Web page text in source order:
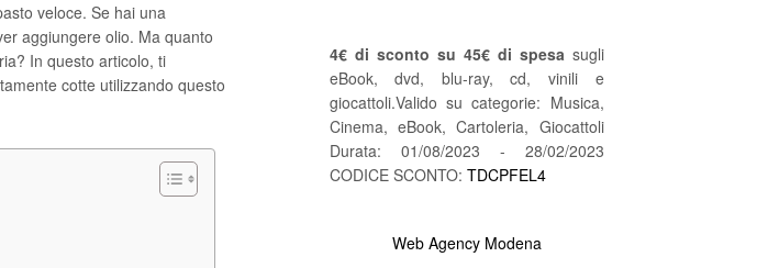
veloce. Se hai una
aggiungere olio. Ma quanto
In questo articolo, ti
cotte utilizzando questo
4€ di sconto su 45€ di spesa sugli
eBook, dvd, blu-ray, cd, vinili e
giocattoli.Valido su categorie: Musica,
Cinema, eBook, Cartoleria, Giocattoli
Durata: 01/08/2023 - 28/02/2023
CODICE SCONTO: TDCPFEL4
Web Agency Modena